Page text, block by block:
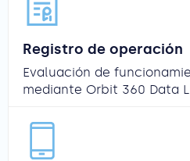
Registro de operación
Evaluación de
mediante Orbit 360 Data